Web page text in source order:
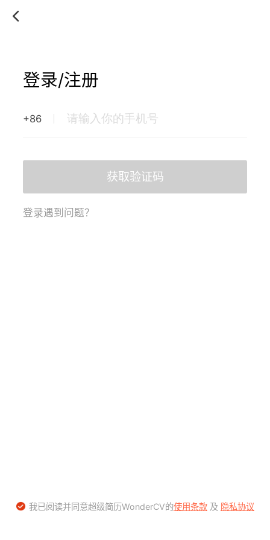
登录/注册
+86
获取验证码
登录遇到问题？
我已阅读并同意超级简历WonderCV的使用条款及 隐私协议